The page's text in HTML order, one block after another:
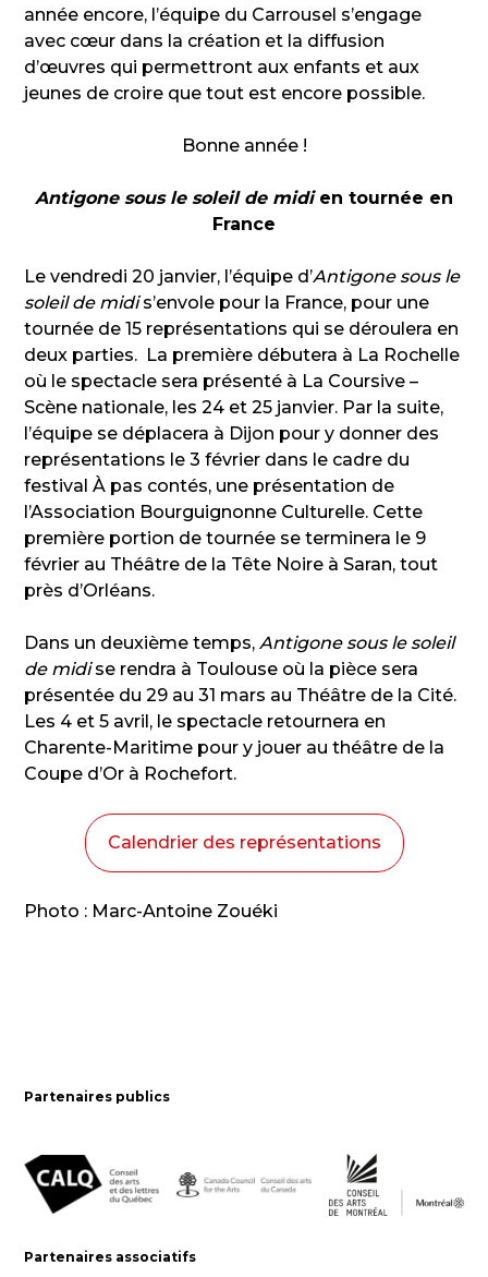
année encore, l’équipe du Carrousel s’engage
avec cœur dans la création et la diffusion
d’œuvres qui permettront aux enfants et aux
jeunes de croire que tout est encore possible.
Bonne année !
Antigone sous le soleil de midien tournée en
France
Le vendredi 20 janvier, l’équipe d’Antigone sous le
soleil de midis’envole pour la France, pour une
tournée de 15 représentations qui se déroulera en
deux parties. La première débutera à La Rochelle
où le spectacle sera présenté à La Coursive –
Scène nationale, les 24 et 25 janvier. Par la suite,
l’équipe se déplacera à Dijon pour y donner des
représentations le 3 février dans le cadre du
festival À pas contés, une présentation de
l’Association Bourguignonne Culturelle. Cette
première portion de tournée se terminera le 9
février au Théâtre de la Tête Noire à Saran, tout
près d’Orléans.
Dans un deuxième temps, Antigone sous le soleil
de midise rendra à Toulouse où la pièce sera
présentée du 29 au 31 mars au Théâtre de la Cité.
Les 4 et 5 avril, le spectacle retournera en
Charente-Maritime pour y jouer au théâtre de la
Coupe d’Or à Rochefort.
Calendrier des représentations
Photo : Marc-Antoine Zouéki
Partenaires publics
Partenaires associatifs